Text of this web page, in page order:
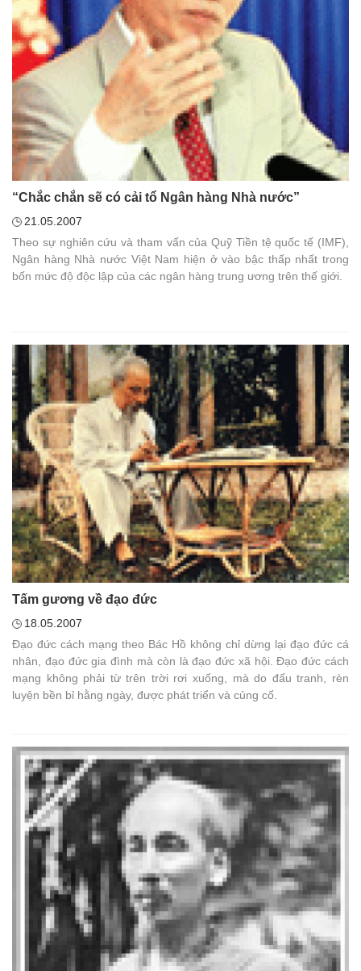
“Chắc chắn sẽ có cải tổ Ngân hàng Nhà nước”
21.05.2007
Theo sự nghiên cứu và tham vấn của Quỹ Tiền tệ quốc tế (IMF),
Ngân hàng Nhà nước Việt Nam hiện ở vào bậc thấp nhất trong
bốn mức độ độc lập của các ngân hàng trung ương trên thế giới.
Tấm gương về đạo đức
18.05.2007
Ðạo đức cách mạng theo Bác Hồ không chỉ dừng lại đạo đức cá
nhân, đạo đức gia đình mà còn là đạo đức xã hội. Ðạo đức cách
mạng không phải từ trên trời rơi xuống, mà do đấu tranh, rèn
luyện bền bỉ hằng ngày, được phát triển và củng cố.